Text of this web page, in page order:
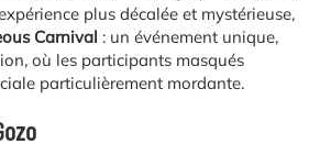
plus décalée et mystérieuse,
Carnival : un événement unique,
où les participants masqués
particulièrement mordante.